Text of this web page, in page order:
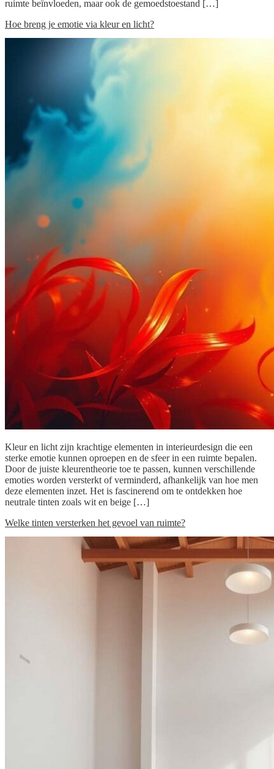
ruimte beïnvloeden, maar ook de gemoedstoestand […]
Hoe breng je emotie via kleur en licht?
Kleur en licht zijn krachtige elementen in interieurdesign die een
sterke emotie kunnen oproepen en de sfeer in een ruimte bepalen.
Door de juiste kleurentheorie toe te passen, kunnen verschillende
emoties worden versterkt of verminderd, afhankelijk van hoe men
deze elementen inzet. Het is fascinerend om te ontdekken hoe
neutrale tinten zoals wit en beige […]
Welke tinten versterken het gevoel van ruimte?